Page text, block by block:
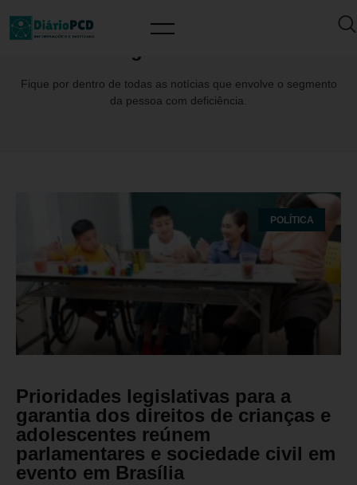
Fique por dentro de todas as notícias que envolve o segmento
da pessoa com deficiência.
POLÍTICA
Prioridades legislativas para a
garantia dos direitos de crianças e
adolescentes reúnem
parlamentares e sociedade civil em
evento em Brasília